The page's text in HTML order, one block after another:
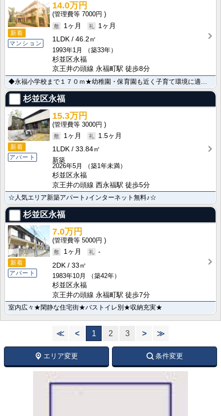
新着
マンション
14.0万円
7000円
1ヶ月
1ヶ月
1LDK
46.2㎡
1993年1月
（築33年）
杉並区永福
京王井の頭線 永福町駅 徒歩8分
杉並区永福
新着
アパート
15.3万円
3000円
1ヶ月
1.5ヶ月
1LDK
33.84㎡
新築
2026年5月
（築1年未満）
杉並区永福
京王井の頭線 西永福駅 徒歩5分
☆人気エリア新築アパート♪インターネット無料♪☆
杉並区永福
新着
アパート
7.0万円
5000円
1ヶ月
-
2DK
33㎡
1983年10月
（築42年）
杉並区永福
京王井の頭線 永福町駅 徒歩7分
室内広々★閑静な住宅街★バストイレ別★収納充実★
≪ < 1 2 3 > ≫
エリア変更 条件変更